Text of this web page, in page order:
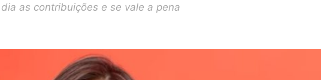
as contribuições e se vale a pena